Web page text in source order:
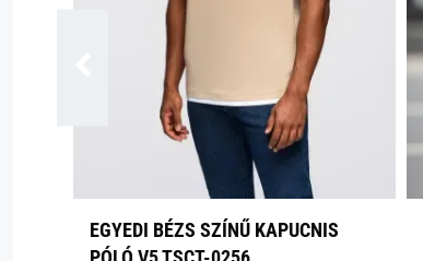
EGYEDI BÉZS SZÍNŰ KAPUCNIS